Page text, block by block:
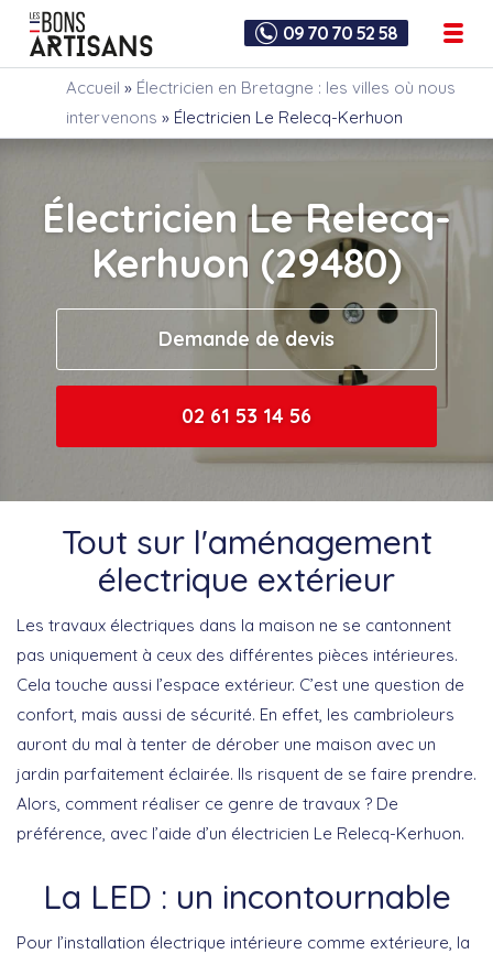
09 70 70 52 58
Accueil » Électricien en Bretagne : les villes où nous
intervenons » Électricien Le Relecq-Kerhuon
Électricien Le Relecq-
Kerhuon (29480)
Demande de devis
02 61 53 14 56
Tout sur l'aménagement
électrique extérieur
Les travaux électriques dans la maison ne se cantonnent
pas uniquement à ceux des différentes pièces intérieures.
Cela touche aussi l’espace extérieur. C’est une question de
confort, mais aussi de sécurité. En effet, les cambrioleurs
auront du mal à tenter de dérober une maison avec un
jardin parfaitement éclairée. Ils risquent de se faire prendre.
Alors, comment réaliser ce genre de travaux ? De
préférence, avec l’aide d’un électricien Le Relecq-Kerhuon.
La LED : un incontournable
Pour l’installation électrique intérieure comme extérieure, la